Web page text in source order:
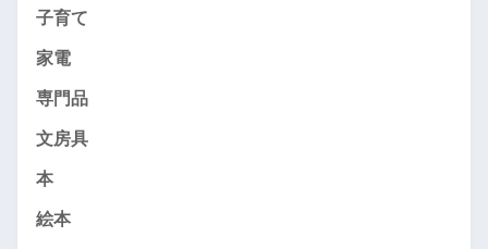
子育て
家電
専門品
文房具
本
絵本